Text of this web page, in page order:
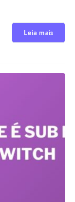
Leia mais